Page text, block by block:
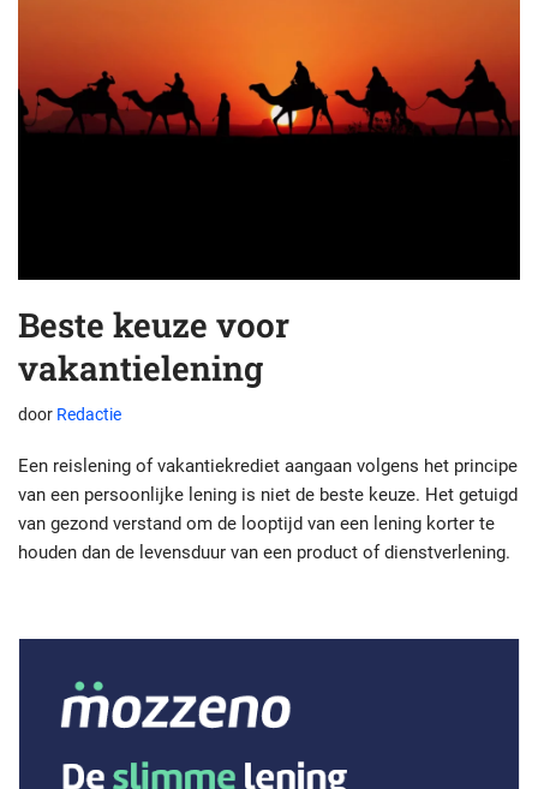
Beste keuze voor
vakantielening
door Redactie
Een reislening of vakantiekrediet aangaan volgens het principe
van een persoonlijke lening is niet de beste keuze. Het getuigd
van gezond verstand om de looptijd van een lening korter te
houden dan de levensduur van een product of dienstverlening.